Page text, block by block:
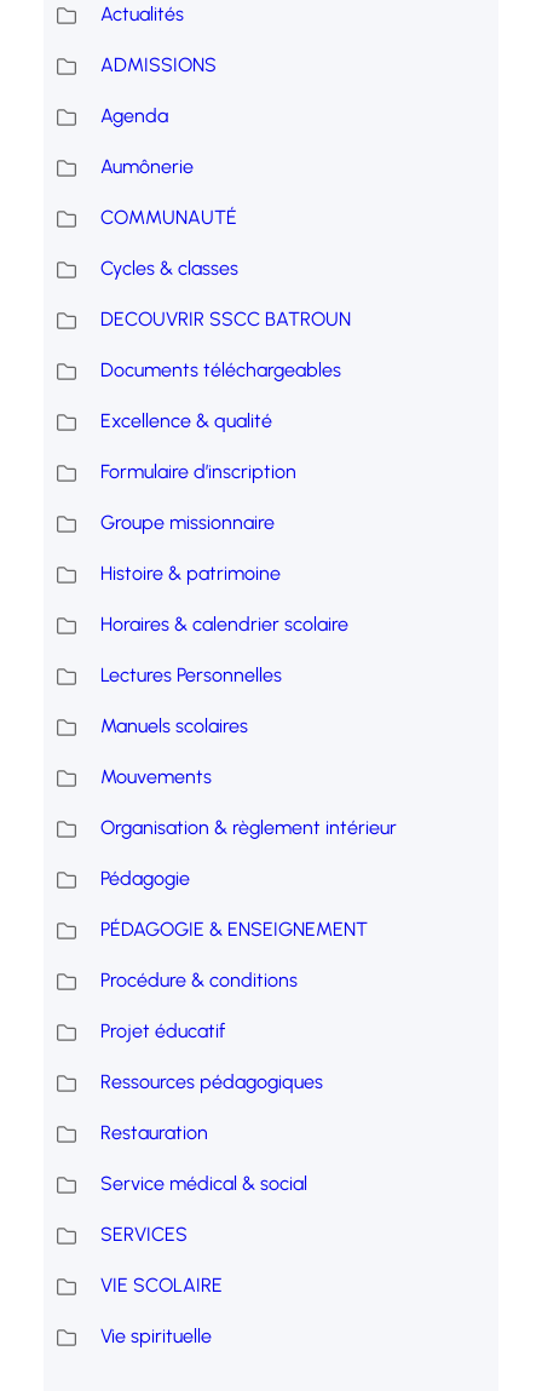
Actualités
ADMISSIONS
Agenda
Aumônerie
COMMUNAUTÉ
Cycles & classes
DECOUVRIR SSCC BATROUN
Documents téléchargeables
Excellence & qualité
Formulaire d’inscription
Groupe missionnaire
Histoire & patrimoine
Horaires & calendrier scolaire
Lectures Personnelles
Manuels scolaires
Mouvements
Organisation & règlement intérieur
Pédagogie
PÉDAGOGIE & ENSEIGNEMENT
Procédure & conditions
Projet éducatif
Ressources pédagogiques
Restauration
Service médical & social
SERVICES
VIE SCOLAIRE
Vie spirituelle